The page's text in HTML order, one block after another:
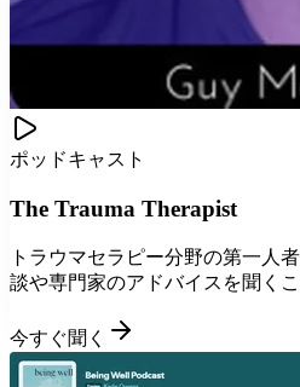
ポッドキャスト
The Trauma Therapist
トラウマセラピー分野の第一人
談や専門家のアドバイスを聞くこ
今すぐ聞く